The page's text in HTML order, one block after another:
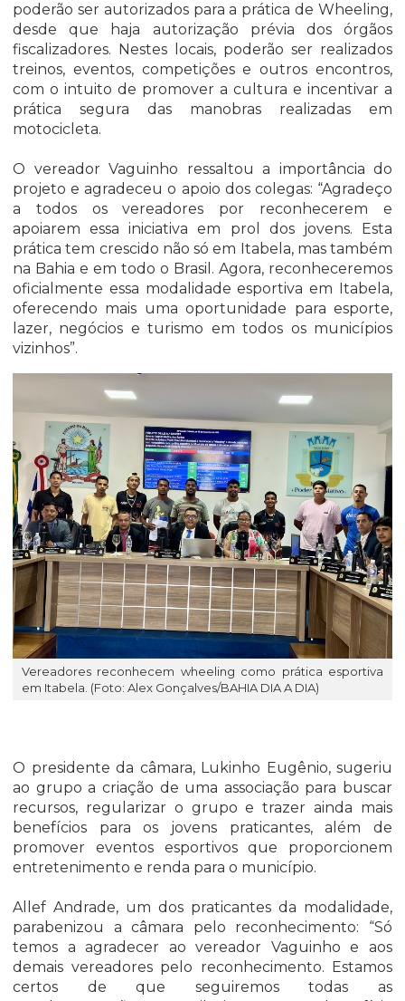
poderão ser autorizados para a prática de Wheeling,
desde que haja autorização prévia dos órgãos
fiscalizadores. Nestes locais, poderão ser realizados
treinos, eventos, competições e outros encontros,
com o intuito de promover a cultura e incentivar a
prática segura das manobras realizadas em
motocicleta.
O vereador Vaguinho ressaltou a importância do
projeto e agradeceu o apoio dos colegas: “Agradeço
a todos os vereadores por reconhecerem e
apoiarem essa iniciativa em prol dos jovens. Esta
prática tem crescido não só em Itabela, mas também
na Bahia e em todo o Brasil. Agora, reconheceremos
oficialmente essa modalidade esportiva em Itabela,
oferecendo mais uma oportunidade para esporte,
lazer, negócios e turismo em todos os municípios
vizinhos”.
Vereadores reconhecem wheeling como prática esportiva
em Itabela. (Foto: Alex Gonçalves/BAHIA DIA A DIA)
O presidente da câmara, Lukinho Eugênio, sugeriu
ao grupo a criação de uma associação para buscar
recursos, regularizar o grupo e trazer ainda mais
benefícios para os jovens praticantes, além de
promover eventos esportivos que proporcionem
entretenimento e renda para o município.
Allef Andrade, um dos praticantes da modalidade,
parabenizou a câmara pelo reconhecimento: “Só
temos a agradecer ao vereador Vaguinho e aos
demais vereadores pelo reconhecimento. Estamos
certos de que seguiremos todas as